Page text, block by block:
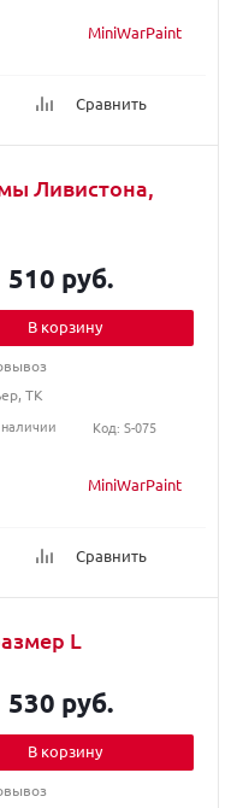
MiniWarPaint
Сравнить
Ливистона,
MiniWarPaint
Сравнить
510 руб.
В корзину
ТК
наличии
Код: S-075
L
530 руб.
В корзину